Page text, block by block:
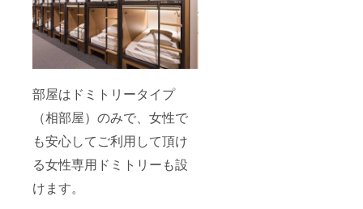
部屋はドミトリータイプ
（相部屋）のみで、女性で
も安心してご利用して頂け
る女性専用ドミトリーも設
けます。